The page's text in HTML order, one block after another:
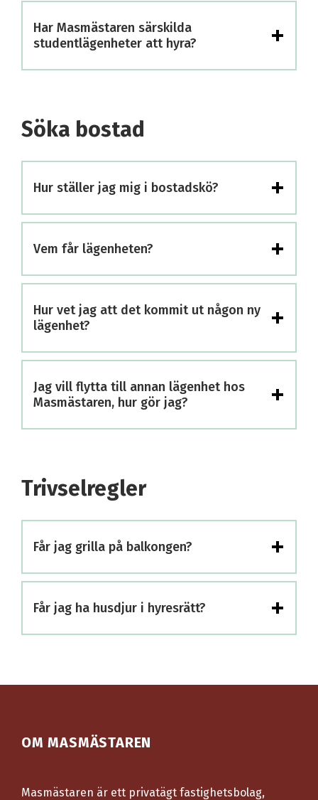
Har Masmästaren särskilda
studentlägenheter att hyra?
+
Söka bostad
Hur ställer jag mig i bostadskö? +
Vem får lägenheten? +
Hur vet jag att det kommit ut någon ny
lägenhet?
+
Jag vill flytta till annan lägenhet hos
Masmästaren, hur gör jag?
+
Trivselregler
Får jag grilla på balkongen? +
Får jag ha husdjur i hyresrätt? +
OM MASMÄSTAREN
Masmästaren är ett privatägt fastighetsbolag,